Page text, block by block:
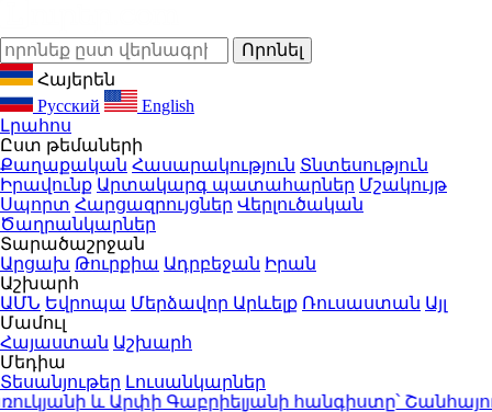
Հայերեն
Русский
English
Լրահոս
Ըստ թեմաների
Քաղաքական Հասարակություն Տնտեսություն
Իրավունք Արտակարգ պատահարներ Մշակույթ
Սպորտ Հարցազրույցներ Վերլուծական
Ծաղրանկարներ
Տարածաշրջան
Արցախ Թուրքիա Ադրբեջան Իրան
Աշխարհ
ԱՄՆ Եվրոպա Մերձավոր Արևելք Ռուսաստան Այլ
Մամուլ
Հայաստան Աշխարհ
Մեդիա
Տեսանյութեր Լուսանկարներ
և Արփի Գաբրիելյանի հանգիստը՝ Շանհայում